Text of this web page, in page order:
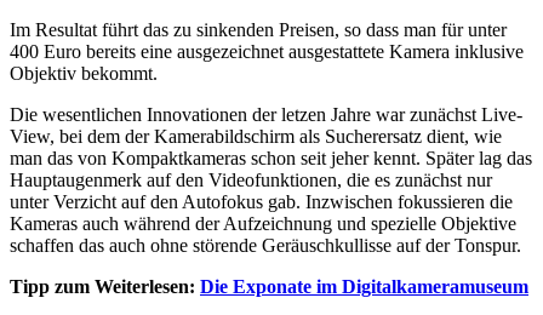
Im Resultat führt das zu sinkenden Preisen, so dass man für unter
400 Euro bereits eine ausgezeichnet ausgestattete Kamera inklusive
Objektiv bekommt.
Die wesentlichen Innovationen der letzen Jahre war zunächst Live-
View, bei dem der Kamerabildschirm als Sucherersatz dient, wie
man das von Kompaktkameras schon seit jeher kennt. Später lag das
Hauptaugenmerk auf den Videofunktionen, die es zunächst nur
unter Verzicht auf den Autofokus gab. Inzwischen fokussieren die
Kameras auch während der Aufzeichnung und spezielle Objektive
schaffen das auch ohne störende Geräuschkullisse auf der Tonspur.
Tipp zum Weiterlesen: Die Exponate im Digitalkameramuseum